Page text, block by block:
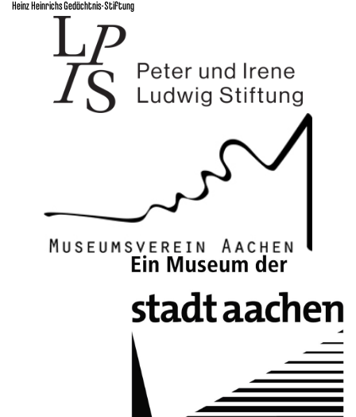
Heinz Heinrichs Gedächtnis-Stiftung